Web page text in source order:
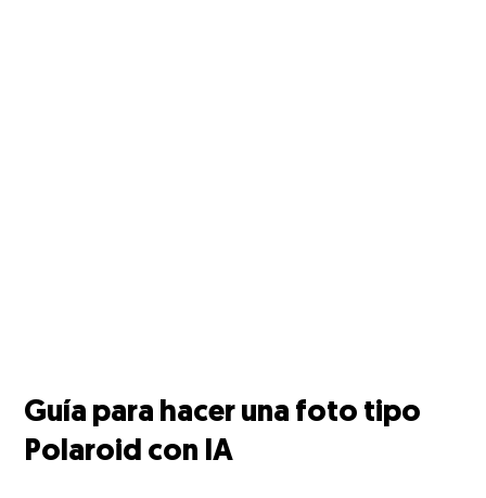
Guía para hacer una foto tipo
Polaroid con IA